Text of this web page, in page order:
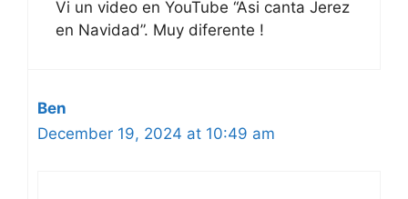
Vi un video en YouTube “Asi canta Jerez
en Navidad”. Muy diferente !
Ben
December 19, 2024 at 10:49 am